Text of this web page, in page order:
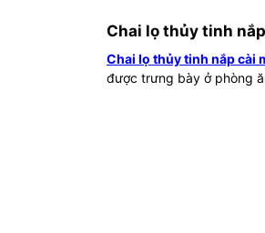
Chai lọ thủy tinh
Chai lọ thủy tinh nắp cài
được trưng bày ở phòng